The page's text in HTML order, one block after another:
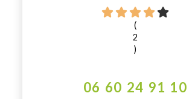
(
2
)
06 60 24 91 10